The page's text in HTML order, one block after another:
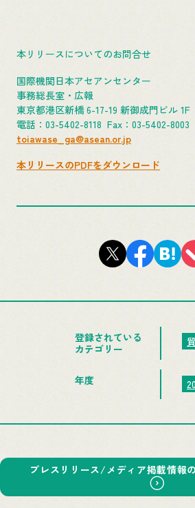
本リリースについてのお問合せ
国際機関日本アセアンセンター
事務総長室・広報
東京都港区新橋 6-17-19 新御成門ビル 1F
電話：03-5402-8118 Fax：03-5402-
toiawase_ga@asean.or.jp
本リリースのPDFをダウンロード
登録されている
カテゴリー
年度
プレスリリース/メディア掲載情報